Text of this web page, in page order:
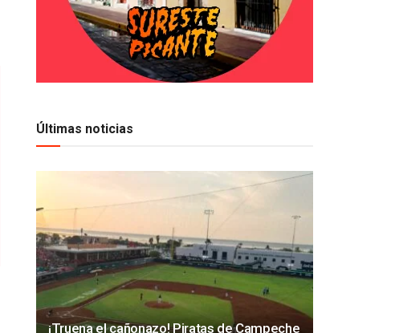
Últimas noticias
¡Truena el cañonazo! Piratas de Campeche